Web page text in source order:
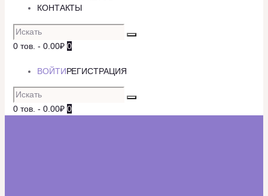
КОНТАКТЫ
0 тов. - 0.00₽ 0
ВОЙТИРЕГИСТРАЦИЯ
0 тов. - 0.00₽ 0